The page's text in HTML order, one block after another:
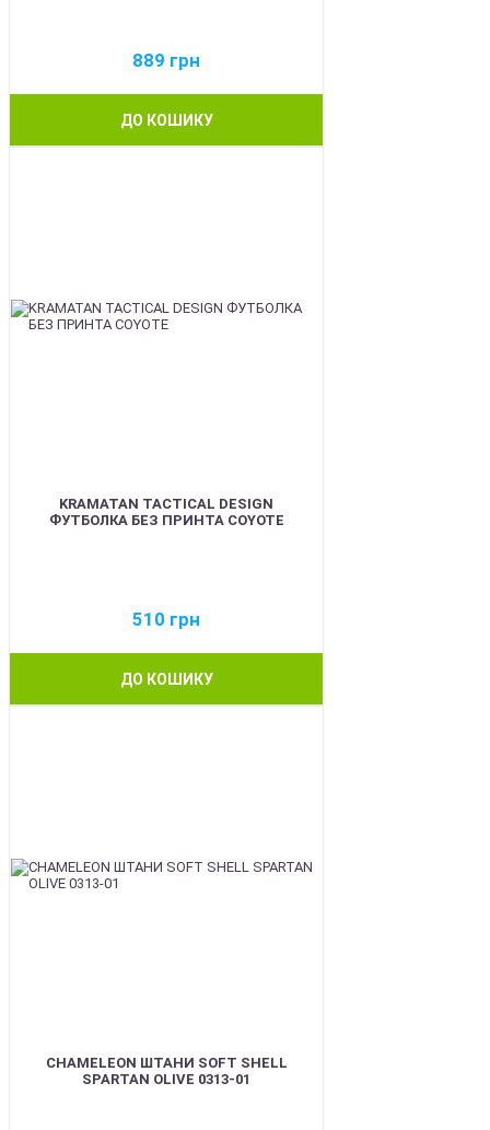
889 грн
ДО КОШИКУ
KRAMATAN TACTICAL DESIGN
ФУТБОЛКА БЕЗ ПРИНТА COYOTE
510 грн
ДО КОШИКУ
CHAMELEON ШТАНИ SOFT SHELL
SPARTAN OLIVE 0313-01